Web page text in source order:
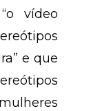
vídeo
e que